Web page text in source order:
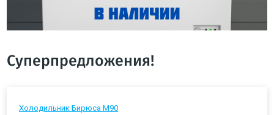
Суперпредложения!
Холодильник Бирюса М90